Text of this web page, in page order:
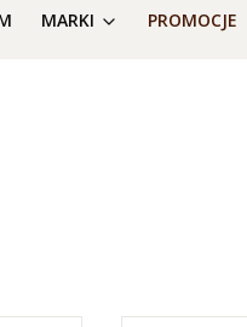
MARKI PROMOCJE